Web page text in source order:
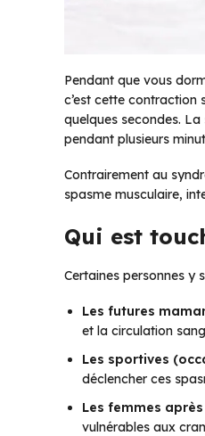
Pendant que vous
c’est cette contraction
quelques secondes.
pendant plusieurs
Contrairement au
spasme musculaire,
Qui est
Certaines personnes y
Les futures
et la circulation
Les sportives
déclencher ces
Les femmes
vulnérables aux